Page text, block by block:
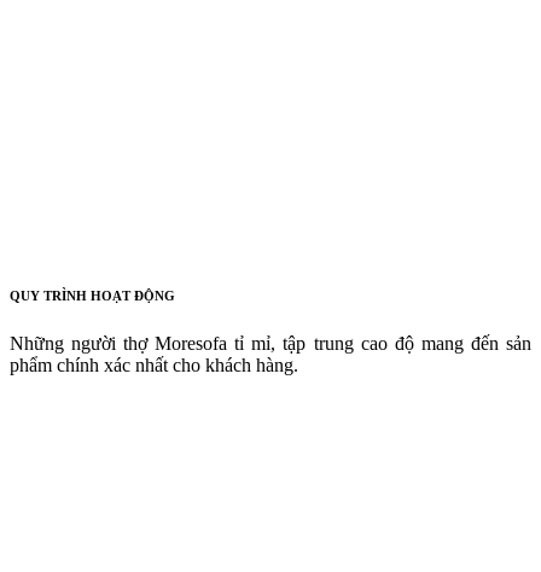
QUY TRÌNH HOẠT ĐỘNG
Những người thợ Moresofa tỉ mỉ, tập trung cao độ mang đến sản
phẩm chính xác nhất cho khách hàng.